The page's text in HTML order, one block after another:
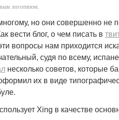
логотипом.
но они совершенно не
вести блог, о чем писать в
вопросы нам приходится
судя по всему,
несколько советов, которые
их в виде
Xing в качестве